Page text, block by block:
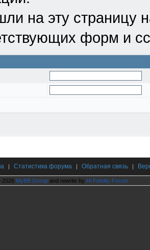
на эту
форм и
| Статистика форума | Обратная связь |
2026 MyBB Group and rewrite by Hi Fidelity Forum